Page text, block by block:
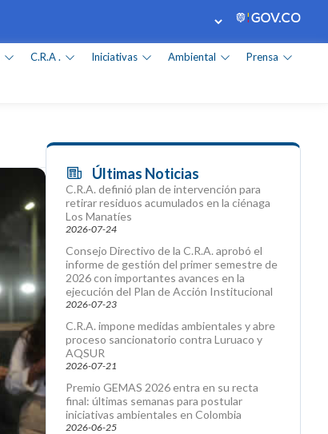
C.R.A . Iniciativas Ambiental Prensa
Últimas Noticias
C.R.A. definió plan de intervención para
retirar residuos acumulados en la ciénaga
Los Manatíes
2026-07-24
Consejo Directivo de la C.R.A. aprobó el
informe de gestión del primer semestre de
2026 con importantes avances en la
ejecución del Plan de Acción Institucional
2026-07-23
C.R.A. impone medidas ambientales y abre
proceso sancionatorio contra Luruaco y
AQSUR
2026-07-21
Premio GEMAS 2026 entra en su recta
final: últimas semanas para postular
iniciativas ambientales en Colombia
2026-06-25